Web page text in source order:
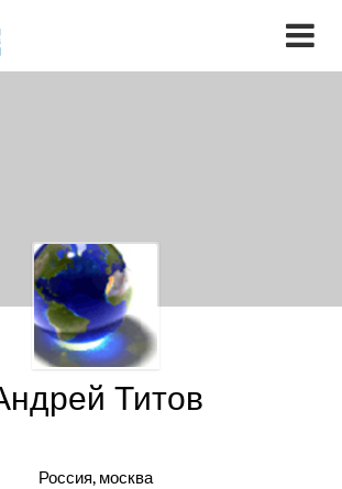
Титов
Россия, москва